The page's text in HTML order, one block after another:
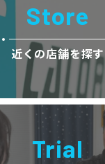
Store
近くの店舗を探す
Trial